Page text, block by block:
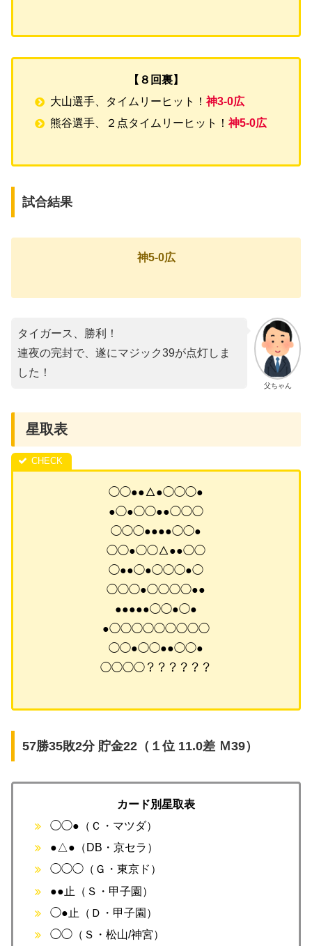
【８回裏】
大山選手、タイムリーヒット！神3-0広
熊谷選手、２点タイムリーヒット！神5-0広
試合結果
神5-0広
父ちゃん
タイガース、勝利！
連夜の完封で、遂にマジック39が点灯しま
した！
星取表
◯◯●●△●◯◯◯●
●◯●◯◯●●◯◯◯
◯◯◯●●●●◯◯●
◯◯●◯◯△●●◯◯
◯●●◯●◯◯◯●◯
◯◯◯●◯◯◯◯●●
●●●●●◯◯●◯●
●◯◯◯◯◯◯◯◯◯
◯◯●◯◯●●◯◯●
◯◯◯◯？？？？？？
57勝35敗2分 貯金22（１位 11.0差 Ｍ39）
カード別星取表
◯◯●（Ｃ・マツダ）
●△●（DB・京セラ）
◯◯◯（Ｇ・東京ド）
●●止（Ｓ・甲子園）
◯●止（Ｄ・甲子園）
◯◯（Ｓ・松山/神宮）